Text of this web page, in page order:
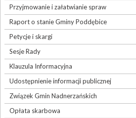
Przyjmowanie i załatwianie spraw
Raport o stanie Gminy Poddębice
Petycje i skargi
Sesje Rady
Klauzula Informacyjna
Udostępnienie informacji publicznej
Związek Gmin Nadnerzańskich
Opłata skarbowa